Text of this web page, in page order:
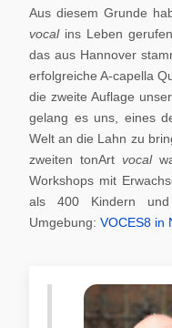
Aus diesem Grunde
vocal ins Leben
das aus Hannover
erfolgreiche A-capella
die zweite Auflage
gelang es uns, eines
Welt an die Lahn zu
zweiten tonArt vocal
Workshops mit
als 400 Kindern und
Umgebung: VOCES8 in